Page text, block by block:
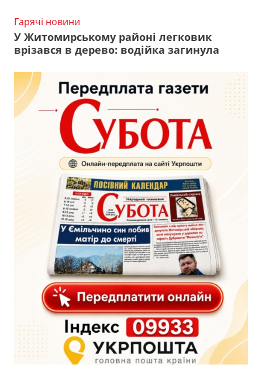
Гарячі новини
У Житомирському районі легковик
врізався в дерево: водійка загинула